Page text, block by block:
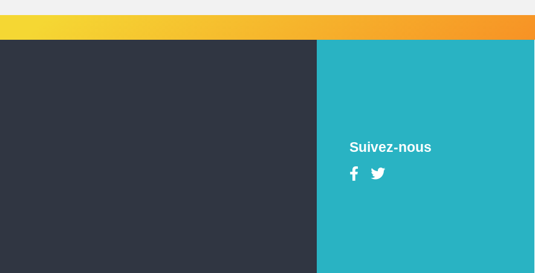
Suivez-nous